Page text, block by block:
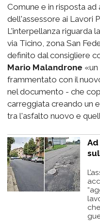
Comune e in risposta ad
dell'assessore ai Lavori
L'interpellanza riguarda
via Ticino, zona San
definito dal consigliere
Mario Malandrone
frammentato con il
nel documento - che
carreggiata creando un
tra l'asfalto nuovo e